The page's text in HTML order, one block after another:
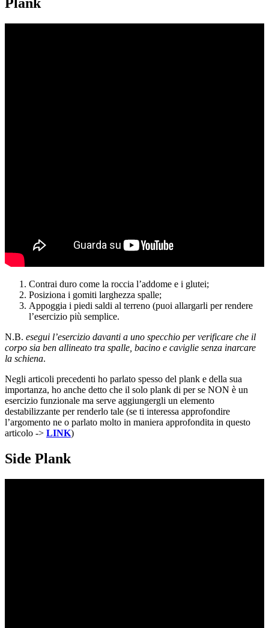
Plank
Contrai duro come la roccia l’addome e i glutei;
Posiziona i gomiti larghezza spalle;
Appoggia i piedi saldi al terreno (puoi allargarli per rendere
l’esercizio più semplice.
N.B. esegui l’esercizio davanti a uno specchio per verificare che il
corpo sia ben allineato tra spalle, bacino e caviglie senza inarcare
la schiena.
Negli articoli precedenti ho parlato spesso del plank e della sua
importanza, ho anche detto che il solo plank di per se NON è un
esercizio funzionale ma serve aggiungergli un elemento
destabilizzante per renderlo tale (se ti interessa approfondire
l’argomento ne o parlato molto in maniera approfondita in questo
articolo -> LINK)
Side Plank